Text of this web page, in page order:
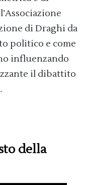
di Draghi da
politico e come
influenzando
il dibattito
della